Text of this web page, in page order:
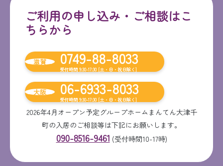
ご利用の申し込み・ご相談はこ
ちらから
滋賀 0749-88-8033
受付時間 9:30-17:30 [土・日・祝日除く]
大阪 06-6933-8033
受付時間 9:30-17:30 [土・日・祝日除く]
2026年4月オープン予定グループホームまんてん大津千
町の入居のご相談等は下記にお願いします。
090-8516-9461 (受付時間10-17時)